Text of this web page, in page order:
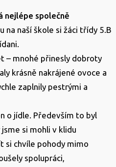
nejlépe společně
na naší škole si žáci třídy 5.B
– mnohé přinesly dobroty
krásně nakrájené ovoce a
zaplnily pestrými a
o jídle. Především to byl
si mohli v klidu
si chvíle pohody mimo
spolupráci,